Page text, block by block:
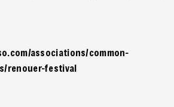
associations/common-
renouer-festival